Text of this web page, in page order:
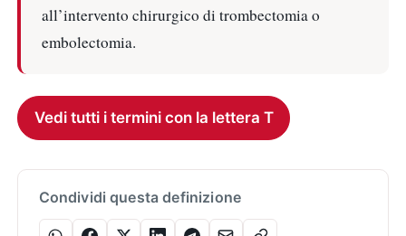
all’intervento chirurgico di trombectomia o
embolectomia.
Vedi tutti i termini con la lettera T
Condividi questa definizione